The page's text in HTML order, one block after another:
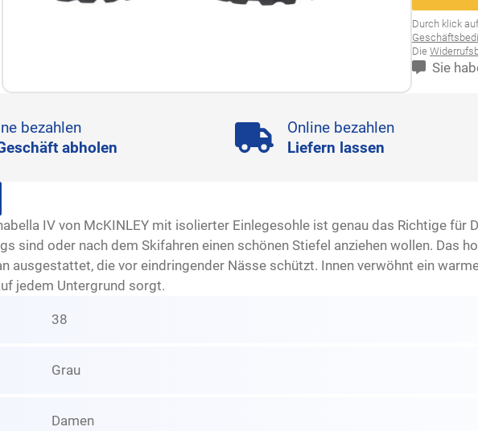
Durch klick
Die
Sie
bezahlen
abholen
Online bezahlen
Liefern lassen
IV von McKINLEY mit isolierter Einlegesohle ist genau das Richtige für
sind oder nach dem Skifahren einen schönen Stiefel anziehen wollen. Das
ausgestattet, die vor eindringender Nässe schützt. Innen verwöhnt ein
jedem Untergrund sorgt.
38
Grau
Damen